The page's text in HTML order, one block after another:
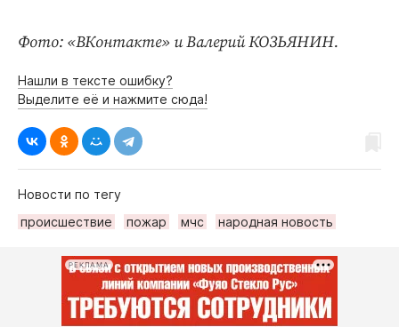
Фото: «ВКонтакте» и Валерий КОЗЬЯНИН.
Нашли в тексте ошибку?
Выделите её и нажмите сюда!
Новости по тегу
происшествие
пожар мчс народная новость
РЕКЛАМА